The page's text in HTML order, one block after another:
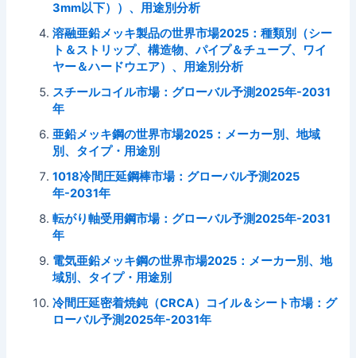
3mm以下））、用途別分析
溶融亜鉛メッキ製品の世界市場2025：種類別（シー
ト＆ストリップ、構造物、パイプ＆チューブ、ワイ
ヤー＆ハードウエア）、用途別分析
スチールコイル市場：グローバル予測2025年-2031
年
亜鉛メッキ鋼の世界市場2025：メーカー別、地域
別、タイプ・用途別
1018冷間圧延鋼棒市場：グローバル予測2025
年-2031年
転がり軸受用鋼市場：グローバル予測2025年-2031
年
電気亜鉛メッキ鋼の世界市場2025：メーカー別、地
域別、タイプ・用途別
冷間圧延密着焼鈍（CRCA）コイル＆シート市場：グ
ローバル予測2025年-2031年